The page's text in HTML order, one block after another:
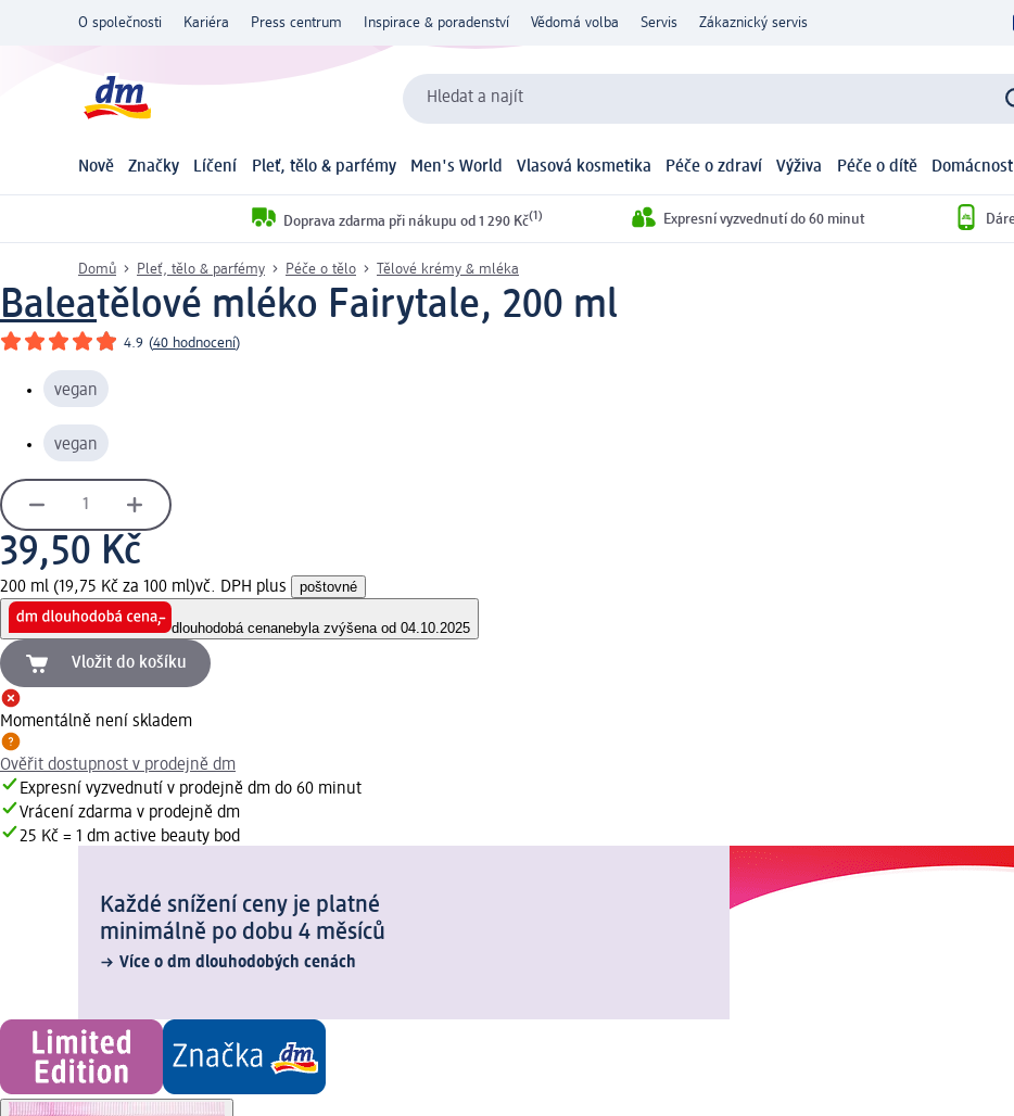
O společnosti Kariéra Press centrum Inspirace & poradenství Vědomá volba Servis Zákaznický servis
Hledat a najít
Nově Značky Líčení Pleť, tělo & parfémy Men's World Vlasová kosmetika Péče o zdraví Výživa Péče o dítě Domácnost
Doprava zdarma při nákupu od 1 290 Kč(1) Expresní vyzvednutí do 60 minut
Domů Pleť, tělo & parfémy Péče o tělo Tělové krémy & mléka
Baleatělové mléko Fairytale, 200 ml
4.9 (40 hodnocení)
vegan
vegan
39,50 Kč
200 ml (19,75 Kč za 100 ml)vč. DPH plus poštovné
dlouhodobá cenanebyla zvýšena od 04.10.2025
Vložit do košíku
Momentálně není skladem
Ověřit dostupnost v prodejně dm
Expresní vyzvednutí v prodejně dm do 60 minut
Vrácení zdarma v prodejně dm
25 Kč = 1 dm active beauty bod
Každé snížení ceny je platné
minimálně po dobu 4 měsíců
Více o dm dlouhodobých cenách